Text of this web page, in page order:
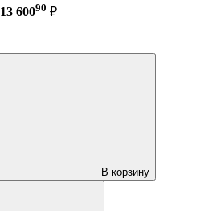
13 60090 ₽
В корзину